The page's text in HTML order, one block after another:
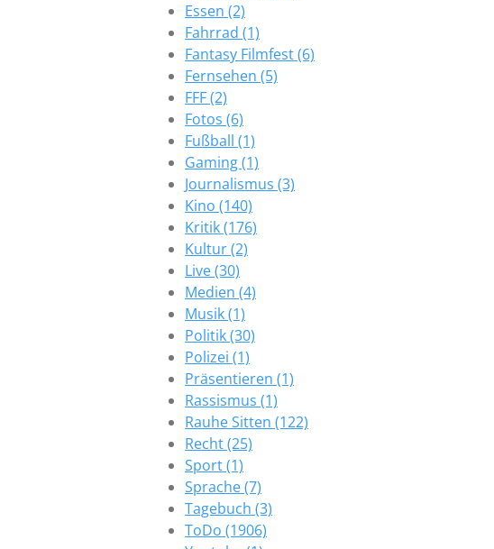
Essen (2)
Fahrrad (1)
Fantasy Filmfest (6)
Fernsehen (5)
FFF (2)
Fotos (6)
Fußball (1)
Gaming (1)
Journalismus (3)
Kino (140)
Kritik (176)
Kultur (2)
Live (30)
Medien (4)
Musik (1)
Politik (30)
Polizei (1)
Präsentieren (1)
Rassismus (1)
Rauhe Sitten (122)
Recht (25)
Sport (1)
Sprache (7)
Tagebuch (3)
ToDo (1906)